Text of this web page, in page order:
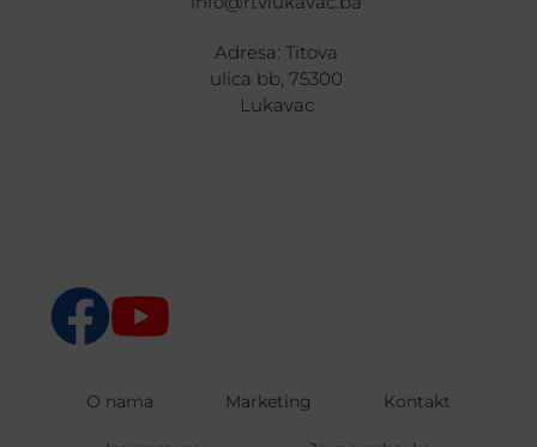
Adresa: Titova
ulica bb, 75300
Lukavac
O nama Marketing Kontakt